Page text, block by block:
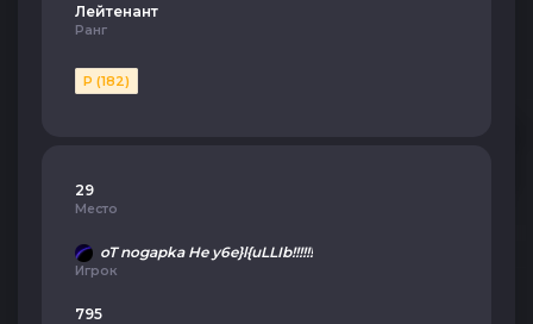
Лейтенант
Ранг
P (182)
29
Место
oT nogapka He y6e}l{uLLIb!!!!!!
Игрок
795